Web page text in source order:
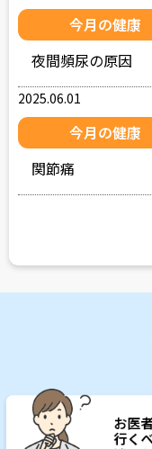
今月の健康
夜間頻尿の原因
2025.06.01
今月の健康
関節痛